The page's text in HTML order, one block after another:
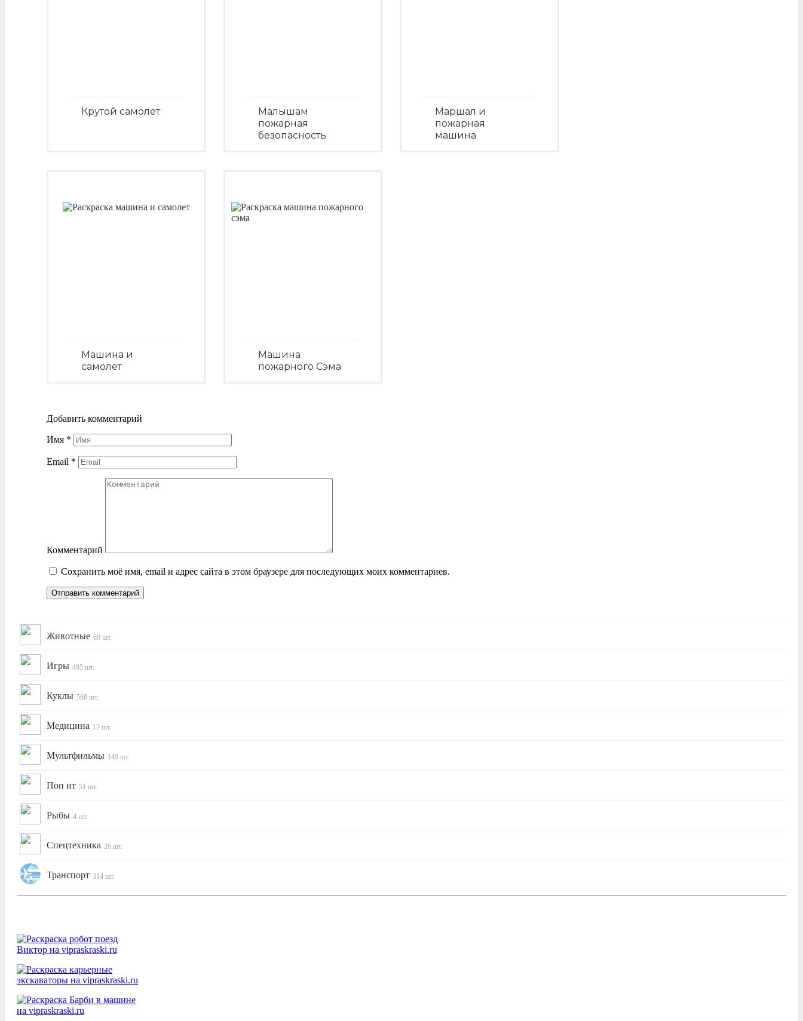
Крутой самолет
Малышам
пожарная
безопасность
Маршал и
пожарная
машина
Машина и
самолет
Машина
пожарного Сэма
Добавить комментарий
Имя *
Email *
Комментарий
Сохранить моё имя, email и адрес сайта в этом браузере для последующих моих комментариев.
Животные 69 шт.
Игры 495 шт.
Куклы 568 шт.
Медицина 12 шт.
Мультфильмы 149 шт.
Поп ит 51 шт.
Рыбы 4 шт.
Спецтехника 26 шт.
Транспорт 314 шт.